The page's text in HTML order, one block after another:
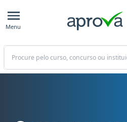
Menu
Buscar